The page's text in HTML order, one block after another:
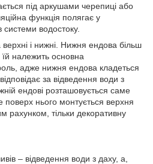
під аркушами черепиці або
функція полягає у
системи водостоку.
і нижні. Нижня ендова більш
належить основна
адже нижня ендова кладеться
за відведення води з
ендові розташовується саме
поверх нього монтується верхня
рахунком, тільки декоративну
– відведення води з даху, а,